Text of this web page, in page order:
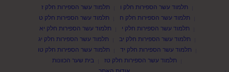
תלמוד עשר הספירות חלק ו
תלמוד עשר הספירות חלק ז
תלמוד עשר הספירות חלק ח
תלמוד עשר הספירות חלק ט
תלמוד עשר הספירות חלק י
תלמוד עשר הספירות חלק יא
תלמוד עשר הספירות חלק יב
תלמוד עשר הספירות חלק יג
תלמוד עשר הספירות חלק יד
תלמוד עשר הספירות חלק טו
תלמוד עשר הספירות חלק טז
בית שער הכוונות